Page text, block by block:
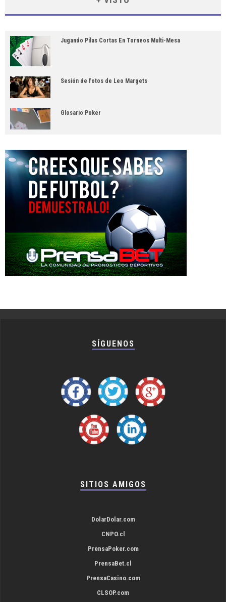
Jugando Pilas Cortas En Torneos Multi-Mesa
Sesión de fotos de Leo Margets
Glosario Poker
SÍGUENOS
SITIOS AMIGOS
DolarDolar.com
CNPO.cl
PrensaPoker.com
PrensaBet.cl
PrensaCasino.com
CLSOP.com